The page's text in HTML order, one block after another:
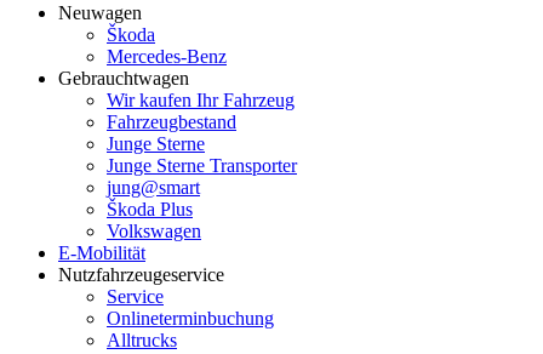
Neuwagen
Škoda
Mercedes-Benz
Gebrauchtwagen
Wir kaufen Ihr Fahrzeug
Fahrzeugbestand
Junge Sterne
Junge Sterne Transporter
jung@smart
Škoda Plus
Volkswagen
E-Mobilität
Nutzfahrzeugeservice
Service
Onlineterminbuchung
Alltrucks